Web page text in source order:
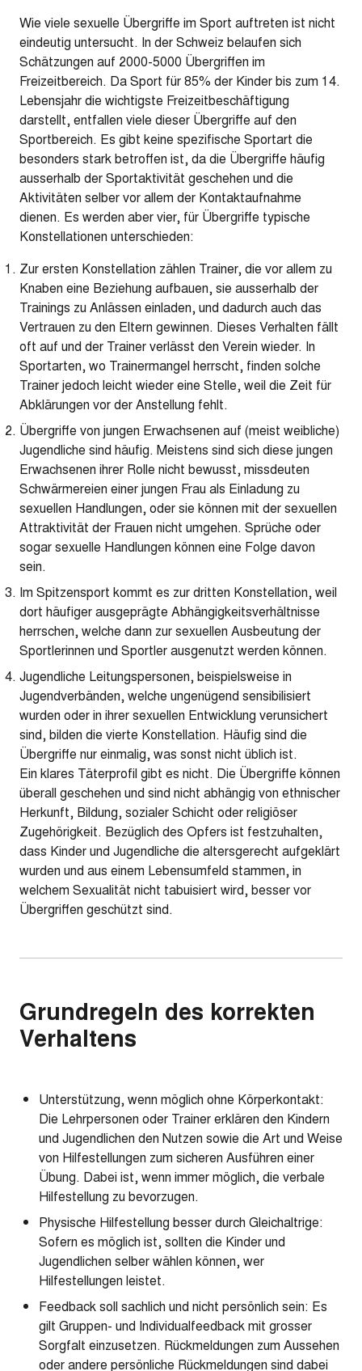
Wie viele sexuelle Übergriffe im Sport auftreten ist nicht
eindeutig untersucht. In der Schweiz belaufen sich
Schätzungen auf 2000-5000 Übergriffen im
Freizeitbereich. Da Sport für 85% der Kinder bis zum 14.
Lebensjahr die wichtigste Freizeitbeschäftigung
darstellt, entfallen viele dieser Übergriffe auf den
Sportbereich. Es gibt keine spezifische Sportart die
besonders stark betroffen ist, da die Übergriffe häufig
ausserhalb der Sportaktivität geschehen und die
Aktivitäten selber vor allem der Kontaktaufnahme
dienen. Es werden aber vier, für Übergriffe typische
Konstellationen unterschieden:
Zur ersten Konstellation zählen Trainer, die vor allem zu
Knaben eine Beziehung aufbauen, sie ausserhalb der
Trainings zu Anlässen einladen, und dadurch auch das
Vertrauen zu den Eltern gewinnen. Dieses Verhalten fällt
oft auf und der Trainer verlässt den Verein wieder. In
Sportarten, wo Trainermangel herrscht, finden solche
Trainer jedoch leicht wieder eine Stelle, weil die Zeit für
Abklärungen vor der Anstellung fehlt.
Übergriffe von jungen Erwachsenen auf (meist weibliche)
Jugendliche sind häufig. Meistens sind sich diese jungen
Erwachsenen ihrer Rolle nicht bewusst, missdeuten
Schwärmereien einer jungen Frau als Einladung zu
sexuellen Handlungen, oder sie können mit der sexuellen
Attraktivität der Frauen nicht umgehen. Sprüche oder
sogar sexuelle Handlungen können eine Folge davon
sein.
Im Spitzensport kommt es zur dritten Konstellation, weil
dort häufiger ausgeprägte Abhängigkeitsverhältnisse
herrschen, welche dann zur sexuellen Ausbeutung der
Sportlerinnen und Sportler ausgenutzt werden können.
Jugendliche Leitungspersonen, beispielsweise in
Jugendverbänden, welche ungenügend sensibilisiert
wurden oder in ihrer sexuellen Entwicklung verunsichert
sind, bilden die vierte Konstellation. Häufig sind die
Übergriffe nur einmalig, was sonst nicht üblich ist.
Ein klares Täterprofil gibt es nicht. Die Übergriffe können
überall geschehen und sind nicht abhängig von ethnischer
Herkunft, Bildung, sozialer Schicht oder religiöser
Zugehörigkeit. Bezüglich des Opfers ist festzuhalten,
dass Kinder und Jugendliche die altersgerecht aufgeklärt
wurden und aus einem Lebensumfeld stammen, in
welchem Sexualität nicht tabuisiert wird, besser vor
Übergriffen geschützt sind.
Grundregeln des korrekten
Verhaltens
Unterstützung, wenn möglich ohne Körperkontakt:
Die Lehrpersonen oder Trainer erklären den Kindern
und Jugendlichen den Nutzen sowie die Art und Weise
von Hilfestellungen zum sicheren Ausführen einer
Übung. Dabei ist, wenn immer möglich, die verbale
Hilfestellung zu bevorzugen.
Physische Hilfestellung besser durch Gleichaltrige:
Sofern es möglich ist, sollten die Kinder und
Jugendlichen selber wählen können, wer
Hilfestellungen leistet.
Feedback soll sachlich und nicht persönlich sein: Es
gilt Gruppen- und Individualfeedback mit grosser
Sorgfalt einzusetzen. Rückmeldungen zum Aussehen
oder andere persönliche Rückmeldungen sind dabei